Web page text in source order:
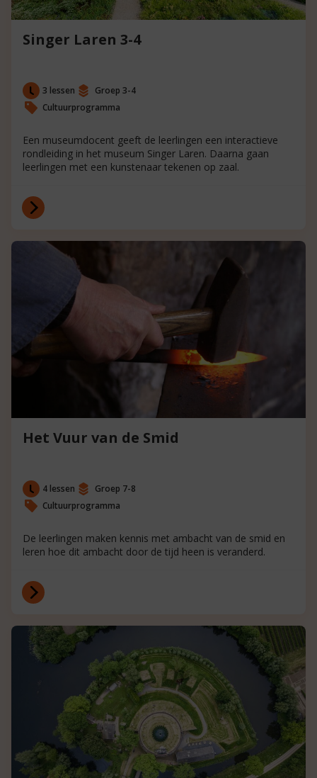
Singer Laren 3-4
3 lessen
Groep 3-4
Cultuurprogramma
Een museumdocent geeft de leerlingen een interactieve
rondleiding in het museum Singer Laren. Daarna gaan
leerlingen met een kunstenaar tekenen op zaal.
Het Vuur van de Smid
4 lessen
Groep 7-8
Cultuurprogramma
De leerlingen maken kennis met ambacht van de smid en
leren hoe dit ambacht door de tijd heen is veranderd.